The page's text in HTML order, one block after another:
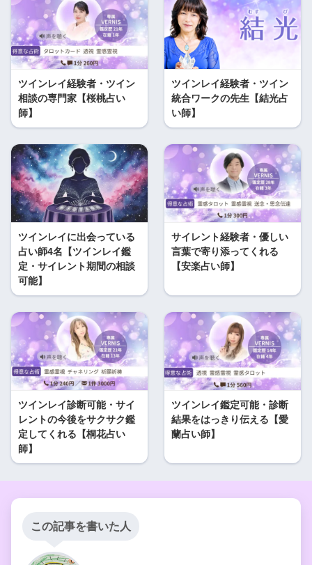
ツインレイ経験者・ツイン
相談の専門家【桜桃占い
師】
ツインレイ経験者・ツイン
統合ワークの先生【結光占
い師】
ツインレイに出会っている
占い師4名【ツインレイ鑑
定・サイレント期間の相談
可能】
サイレント経験者・優しい
言葉で寄り添ってくれる
【安楽占い師】
ツインレイ診断可能・サイ
レントの今後をサクサク鑑
定してくれる【桐花占い
師】
ツインレイ鑑定可能・診断
結果をはっきり伝える【愛
蘭占い師】
この記事を書いた人